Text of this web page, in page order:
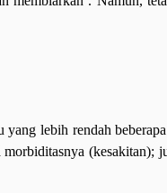
lebih rendah
(kesakitan);